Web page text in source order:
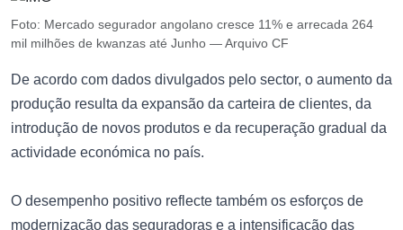
Foto: Mercado segurador angolano cresce 11% e arrecada 264
mil milhões de kwanzas até Junho — Arquivo CF
De acordo com dados divulgados pelo sector, o aumento da
produção resulta da expansão da carteira de clientes, da
introdução de novos produtos e da recuperação gradual da
actividade económica no país.
O desempenho positivo reflecte também os esforços de
modernização das seguradoras e a intensificação das